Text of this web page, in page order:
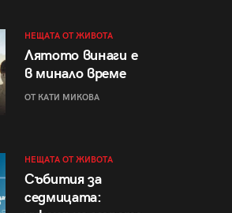
НЕЩАТА ОТ ЖИВОТА
Лятото винаги е
в минало време
ОТ КАТИ МИКОВА
НЕЩАТА ОТ ЖИВОТА
Събития за
седмицата: